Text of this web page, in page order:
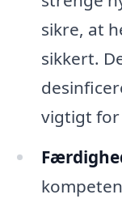
sikre, at
sikkert.
vigtigt for